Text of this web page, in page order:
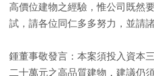
高價位建物之經驗，惟公司既然
試，請各位同仁多多努力，並請
鍾董事敬發言：本案須投入資本
二十萬元之高品質建物，建議仍